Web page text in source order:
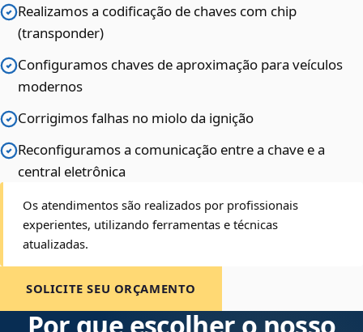
Realizamos a codificação de chaves com chip
(transponder)
Configuramos chaves de aproximação para veículos
modernos
Corrigimos falhas no miolo da ignição
Reconfiguramos a comunicação entre a chave e a
central eletrônica
Os atendimentos são realizados por profissionais
experientes, utilizando ferramentas e técnicas
atualizadas.
SOLICITE SEU ORÇAMENTO